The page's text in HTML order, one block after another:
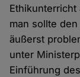
man sollte
äußerst
unter
Einführung